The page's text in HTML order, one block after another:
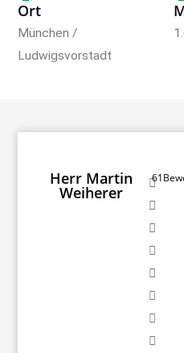
Ort
München /
Ludwigsvorstadt
Herr Martin
Weiherer